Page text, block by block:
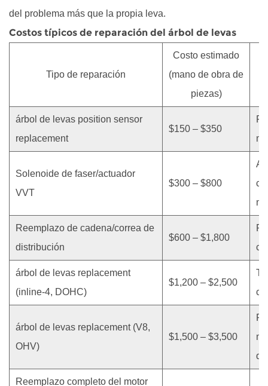
del problema más que la propia leva.
Costos típicos de reparación del árbol de levas
Tipo de reparación
Costo estimado
(mano de obra de
piezas)
árbol de levas position sensor
replacement
$150 – $350
Solenoide de faser/actuador
VVT
$300 – $800
A
Reemplazo de cadena/correa de
distribución
$600 – $1,800
árbol de levas replacement
(inline-4, DOHC)
$1,200 – $2,500
árbol de levas replacement (V8,
OHV)
$1,500 – $3,500
Reemplazo completo del motor